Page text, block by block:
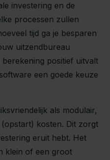
investering en de
processen zullen
tijd ga je besparen
uitzendbureau
positief uitvalt
een goede keuze
als modulair,
kosten. Dit zorgt
eruit hebt. Het
klein of een groot